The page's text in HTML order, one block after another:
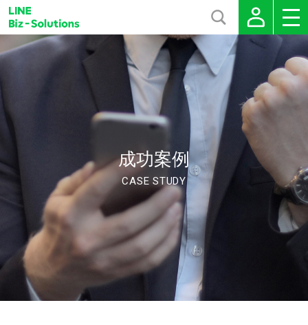
成功案例
CASE STUDY